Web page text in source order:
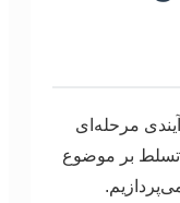
مرحله‌ای
تسلط بر موضوع